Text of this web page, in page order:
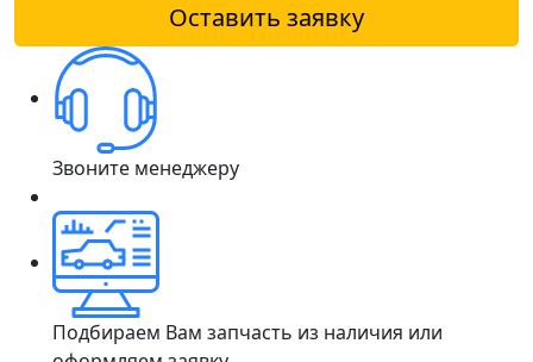
Оставить заявку
Звоните менеджеру
Подбираем Вам запчасть из наличия или